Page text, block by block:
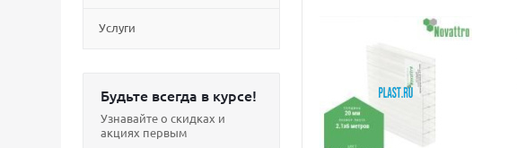
Услуги
Будьте всегда в курсе!
Узнавайте о скидках и
акциях первым